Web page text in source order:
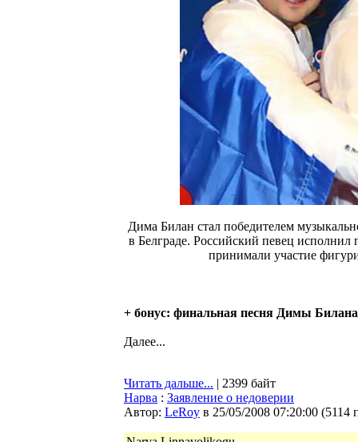
Дима Билан стал победителем
в Белграде. Российский певец
принимали участие
+ бонус: финальная песня Димы Билана
Далее...
Читать дальше... | 2399 байт
Нарва : Заявление о недоверии
Автор: LeRoy в 25/05/2008 07:20:00 (5114